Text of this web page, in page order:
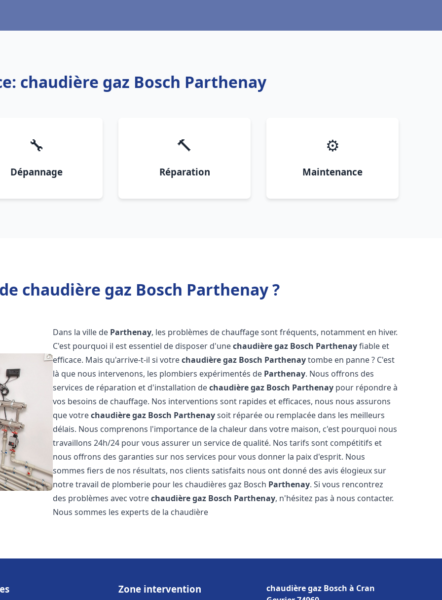
chaudière gaz Bosch Parthenay
🔧
Dépannage
🔨
Réparation
⚙️
Maintenance
chaudière gaz Bosch Parthenay ?
Dans la ville de Parthenay, les problèmes de chauffage sont fréquents, notamment en hiver.
C'est pourquoi il est essentiel de disposer d'unechaudière gaz Bosch Parthenayfiable et
efficace. Mais qu'arrive-t-il si votrechaudière gaz Bosch Parthenaytombe en panne ? C'est
là que nous intervenons, les plombiers expérimentés de Parthenay. Nous offrons des
services de réparation et d'installation dechaudière gaz Bosch Parthenay pour répondre à
vos besoins de chauffage. Nos interventions sont rapides et efficaces, nous nous assurons
que votrechaudière gaz Bosch Parthenaysoit réparée ou remplacée dans les meilleurs
délais. Nous comprenons l'importance de la chaleur dans votre maison, c'est pourquoi nous
travaillons 24h/24 pour vous assurer un service de qualité. Nos tarifs sont compétitifs et
nous offrons des garanties sur nos services pour vous donner la paix d'esprit. Nous
sommes fiers de nos résultats, nos clients satisfaits nous ont donné des avis élogieux sur
notre travail de plomberie pour les chaudières gaz Bosch Parthenay. Si vous rencontrez
des problèmes avec votrechaudière gaz Bosch Parthenay, n'hésitez pas à nous contacter.
Nous sommes les experts de la chaudière
Zone intervention
chaudière gaz Bosch à Cran